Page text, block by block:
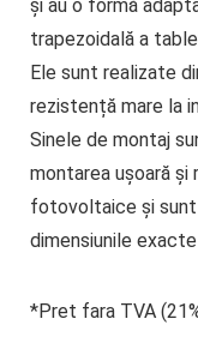
și au o formă
trapezoidală a
Ele sunt realizate
rezistență mare la
Sinele de montaj
montarea ușoară și
fotovoltaice și
dimensiunile
*Pret fara TVA